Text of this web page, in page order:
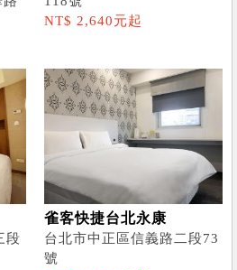
NT$ 2,640元起
段
雀客快捷台北永康
台北市中正區信義路二段73
號